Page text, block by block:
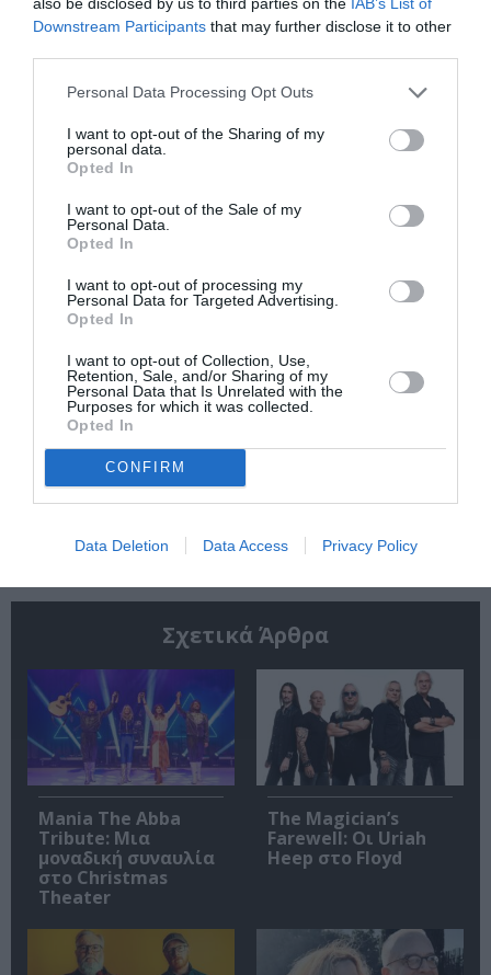
Downstream Participants that may further disclose it to other
Personal Data Processing Opt Outs
I want to opt-out of the Sharing of my
personal data.
Opted In
I want to opt-out of the Sale of my
Personal Data.
Opted In
I want to opt-out of processing my
Personal Data for Targeted Advertising.
Opted In
I want to opt-out of Collection, Use,
Retention, Sale, and/or Sharing of my
Personal Data that Is Unrelated with the
Purposes for which it was collected.
Opted In
CONFIRM
Data Deletion Data Access Privacy Policy
ΕΛΕΝΗ ΒΙΤΑΛΗ
ΕΝΤΕΧΝΟ - ΛΑΪΚΟ - ΠΑΡΑΔΟΣΙΑΚΗ
ΗΡΩ ΣΑΪ́Α
ΚΑΛΟΚΑΙΡΙΝΑ ΦΕΣΤΙΒΑΛ
ΚΑΛΟΚΑΙΡΙΝΕΣ ΣΥΝΑΥΛΙΕΣ
ΜΑΝΩΛΗΣ ΜΗΤΣΙΑΣ
ΠΑΝΑΓΙΩΤΗΣ ΜΑΡΓΑΡΗΣ
ΠΕΡΙΟΔΕΙΕΣ ΕΛΛΗΝΩΝ ΚΑΛΛΙΤΕΧΝΩΝ – ΚΑΛΟΚΑΙΡΙ 2023
ΣΥΝΑΥΛΙΕΣ 2023
ΦΕΣΤΙΒΑΛ "ΣΤΗ ΣΚΙΑ ΤΩΝ ΒΡΑΧΩΝ"
ΦΟΙΒΟΣ ΔΕΛΗΒΟΡΙΑΣ
Newsletter
την Τέχνη και τον Πολιτισμό!
Ακολουθήστε το Culturenow.gr
Σχετικά Άρθρα
Mania The Abba
Tribute: Μια
μοναδική συναυλία
στο Christmas
Theater
The Magician’s
Farewell: Οι Uriah
Heep στο Floyd